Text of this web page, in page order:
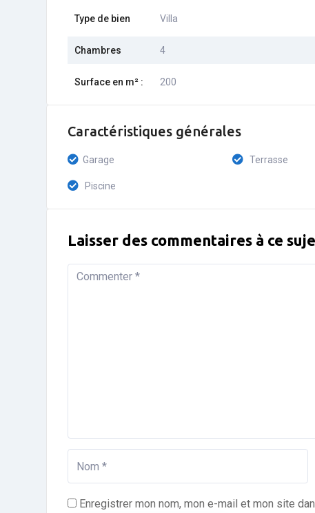
Type de bien Villa
Chambres 4
Surface en m² : 200
Caractéristiques générales
Garage Terrasse
Piscine
Laisser des commentaires à ce
Enregistrer mon nom, mon e-mail et mon site